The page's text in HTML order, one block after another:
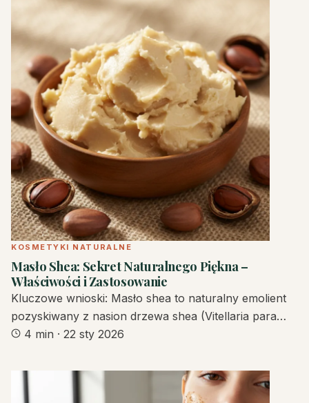
KOSMETYKI NATURALNE
Masło Shea: Sekret Naturalnego Piękna –
Właściwości i Zastosowanie
Kluczowe wnioski: Masło shea to naturalny emolient
pozyskiwany z nasion drzewa shea (Vitellaria para…
4 min · 22 sty 2026